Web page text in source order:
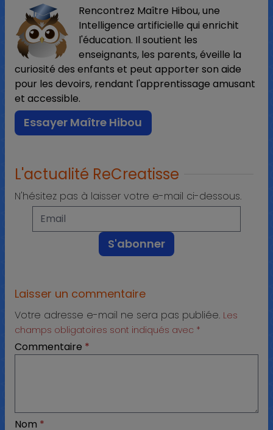
Rencontrez Maître Hibou, une
Intelligence artificielle qui enrichit
l'éducation. Il soutient les
enseignants, les parents, éveille la
curiosité des enfants et peut apporter son aide
pour les devoirs, rendant l'apprentissage amusant
et accessible.
Essayer Maître Hibou
L'actualité ReCreatisse
N'hésitez pas à laisser votre e-mail ci-dessous.
Laisser un commentaire
Votre adresse e-mail ne sera pas publiée. Les
champs obligatoires sont indiqués avec *
Commentaire *
Nom *